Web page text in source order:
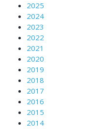
2025
2024
2023
2022
2021
2020
2019
2018
2017
2016
2015
2014